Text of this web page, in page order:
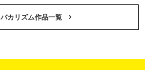
バカリズム作品一覧